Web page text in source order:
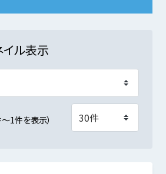
イル表示
1件を表示）